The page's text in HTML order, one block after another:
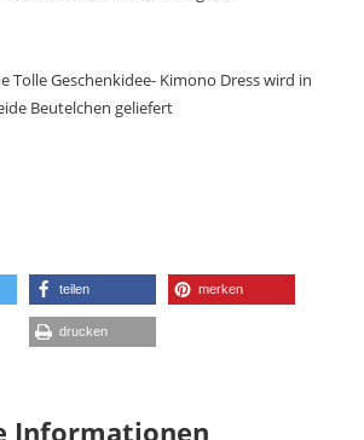
Tolle Geschenkidee- Kimono Dress wird in
Beutelchen geliefert
teilen merken
drucken
Informationen